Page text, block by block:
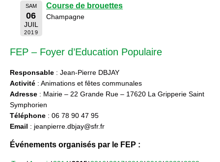
SAM
06
JUIL
2019
Course de brouettes
Champagne
FEP – Foyer d’Education Populaire
Responsable : Jean-Pierre DBJAY
Activité : Animations et fêtes communales
Adresse : Mairie – 22 Grande Rue – 17620 La Gripperie Saint
Symphorien
Téléphone : 06 78 90 47 95
Email : jeanpierre.dbjay@sfr.fr
Événements organisés par le FEP :